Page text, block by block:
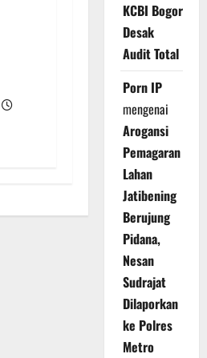
KCBI Bogor
Desak
Audit Total
Porn IP
mengenai
Arogansi
Pemagaran
Lahan
Jatibening
Berujung
Pidana,
Nesan
Sudrajat
Dilaporkan
ke Polres
Metro